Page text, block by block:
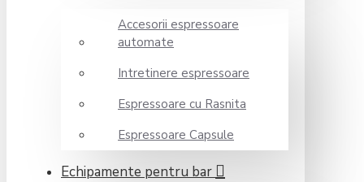
Accesorii espressoare
automate
Intretinere espressoare
Espressoare cu Rasnita
Espressoare Capsule
Echipamente pentru bar